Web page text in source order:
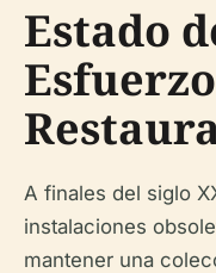
Estado
A finales del siglo
instalaciones
mantener una